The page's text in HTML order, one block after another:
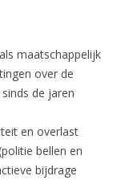
maatschappelijk
over de
de jaren
en overlast
bellen en
bijdrage